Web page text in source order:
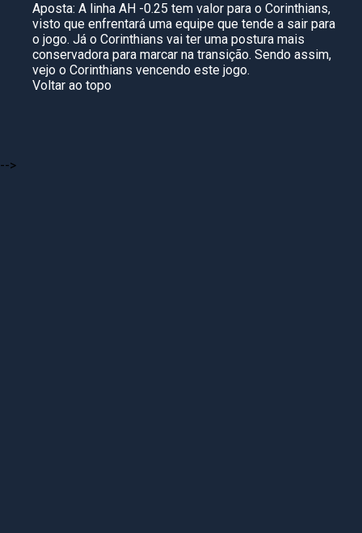
Aposta: A linha AH -0.25 tem valor para o Corinthians,
visto que enfrentará uma equipe que tende a sair para
o jogo. Já o Corinthians vai ter uma postura mais
conservadora para marcar na transição. Sendo assim,
vejo o Corinthians vencendo este jogo.
Voltar ao topo
-->